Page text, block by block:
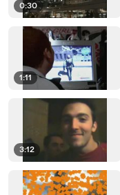
0:30
1:11
3:12